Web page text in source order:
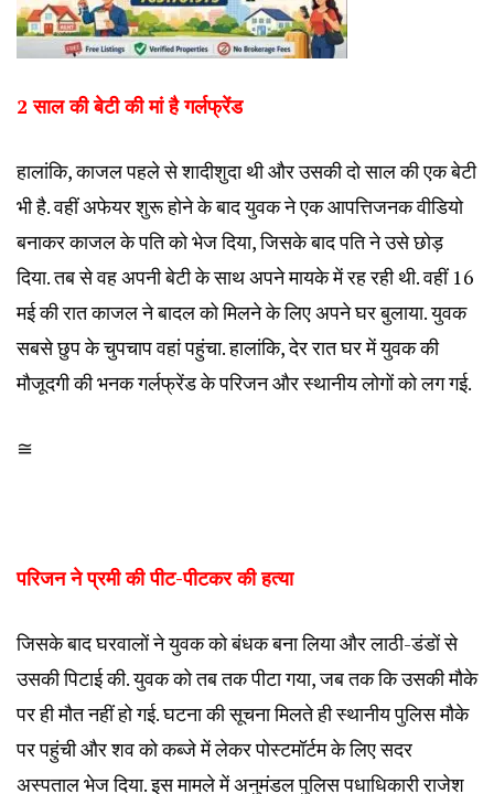
2 साल की बेटी की मां है गर्लफ्रेंड
हालांकि, काजल पहले से शादीशुदा थी और उसकी दो साल की एक बेटी
भी है. वहीं अफेयर शुरू होने के बाद युवक ने एक आपत्तिजनक वीडियो
बनाकर काजल के पति को भेज दिया, जिसके बाद पति ने उसे छोड़
दिया. तब से वह अपनी बेटी के साथ अपने मायके में रह रही थी. वहीं 16
मई की रात काजल ने बादल को मिलने के लिए अपने घर बुलाया. युवक
सबसे छुप के चुपचाप वहां पहुंचा. हालांकि, देर रात घर में युवक की
मौजूदगी की भनक गर्लफ्रेंड के परिजन और स्थानीय लोगों को लग गई.
≅
परिजन ने प्रमी की पीट-पीटकर की हत्या
जिसके बाद घरवालों ने युवक को बंधक बना लिया और लाठी-डंडों से
उसकी पिटाई की. युवक को तब तक पीटा गया, जब तक कि उसकी मौके
पर ही मौत नहीं हो गई. घटना की सूचना मिलते ही स्थानीय पुलिस मौके
पर पहुंची और शव को कब्जे में लेकर पोस्टमॉर्टम के लिए सदर
अस्पताल भेज दिया. इस मामले में अनुमंडल पुलिस पधाधिकारी राजेश